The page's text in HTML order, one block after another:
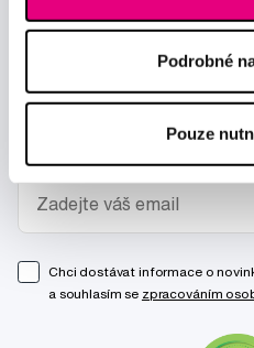
Podrobné
Pouze
Novinky a nabídky
Chci dostávat informace o
a souhlasím se zpracováním